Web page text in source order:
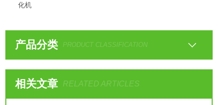
化机
产品分类 PRODUCT CLASSIFICATION
相关文章 RELATED ARTICLES